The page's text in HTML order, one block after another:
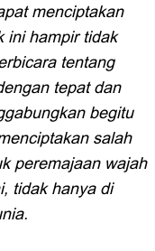
menciptakan
ini hampir tidak
tentang
tepat dan
begitu
salah
peremajaan wajah
tidak hanya di